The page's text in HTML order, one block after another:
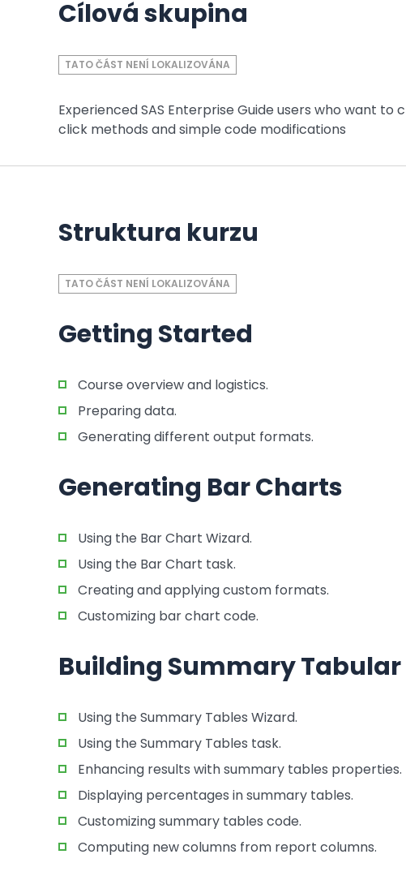
Cílová skupina
TATO ČÁST NENÍ LOKALIZOVÁNA
Experienced SAS Enterprise Guide users who want
click methods and simple code modifications
Struktura kurzu
TATO ČÁST NENÍ LOKALIZOVÁNA
Getting Started
Course overview and logistics.
Preparing data.
Generating different output formats.
Generating Bar Charts
Using the Bar Chart Wizard.
Using the Bar Chart task.
Creating and applying custom formats.
Customizing bar chart code.
Building Summary Tabular
Using the Summary Tables Wizard.
Using the Summary Tables task.
Enhancing results with summary tables properties.
Displaying percentages in summary tables.
Customizing summary tables code.
Computing new columns from report columns.